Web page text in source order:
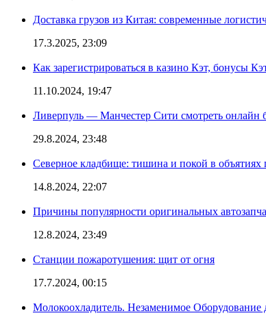
Доставка грузов из Китая: современные
17.3.2025, 23:09
Как зарегистрироваться в казино Кэт, бонусы
11.10.2024, 19:47
Ливерпуль — Манчестер Сити смотреть онлайн
29.8.2024, 23:48
Северное кладбище: тишина и покой в объятиях
14.8.2024, 22:07
Причины популярности оригинальных
12.8.2024, 23:49
Станции пожаротушения: щит от огня
17.7.2024, 00:15
Молокоохладитель. Незаменимое